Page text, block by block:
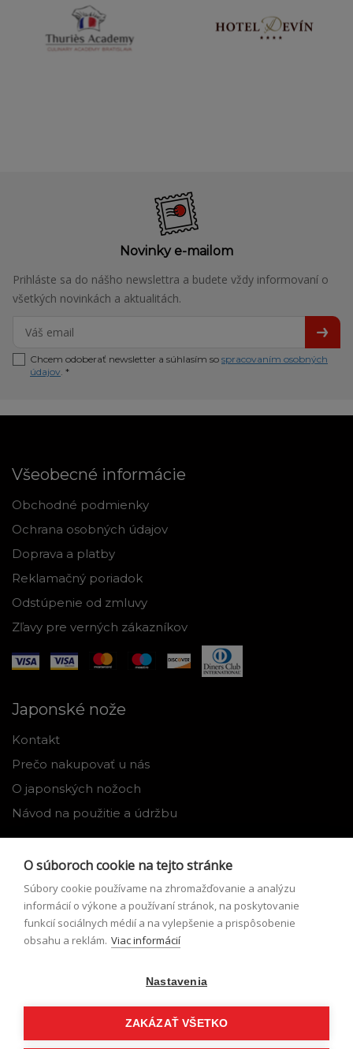
Novinky e-mailom
Prihláste sa do nášho newslettra a budete vždy informovaní o
všetkých novinkách a aktualitách.
Chcem odoberať newsletter a súhlasím so spracovaním osobných
údajov . *
Všeobecné informácie
Obchodné podmienky
Ochrana osobných údajov
Doprava a platby
Reklamačný poriadok
Odstúpenie od zmluvy
Zľavy pre verných zákazníkov
Japonské nože
Kontakt
Prečo nakupovať u nás
O japonských nožoch
Návod na použitie a údržbu
Môj profil
Zabudnuté heslo
Formulár pre odstúpenie od zmluvy
O súboroch cookie na tejto stránke
Súbory cookie používame na zhromažďovanie a analýzu
informácií o výkone a používaní stránok, na poskytovanie
funkcií sociálnych médií a na vylepšenie a prispôsobenie
obsahu a reklám. Viac informácií
Nastavenia
ZAKÁZAŤ VŠETKO